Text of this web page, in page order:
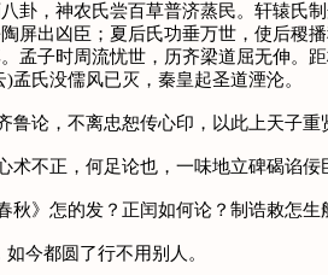
卦，神农氏尝百草普济蒸民。轩辕氏
屏出凶臣；夏后氏功垂万世，使后稷
孟子时周流忧世，历齐梁道屈无伸。
氏没儒风已灭，秦皇起圣道湮沦。
论，不离忠恕传心印，以此上天子重
不正，何足论也，一味地立碑碣谄佞
》怎的发？正闰如何论？制诰敕怎生
今都圆了行不用别人。